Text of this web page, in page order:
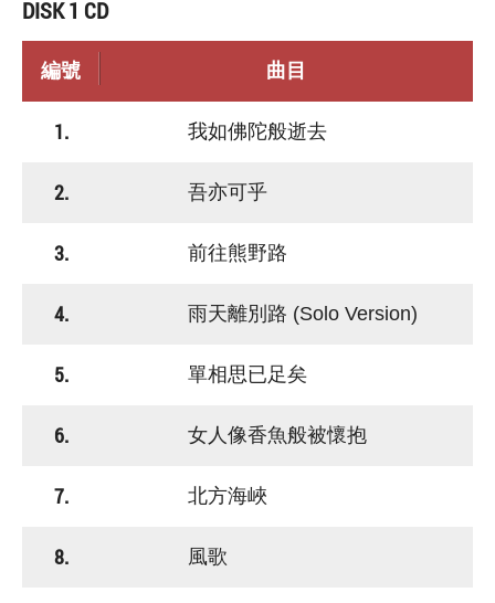
DISK 1 CD
編號 曲目
1. 我如佛陀般逝去
2. 吾亦可乎
3. 前往熊野路
4. 雨天離別路 (Solo Version)
5. 單相思已足矣
6. 女人像香魚般被懷抱
7. 北方海峽
8. 風歌